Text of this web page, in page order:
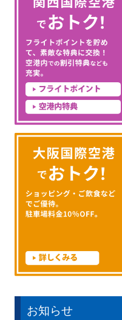
お知らせ